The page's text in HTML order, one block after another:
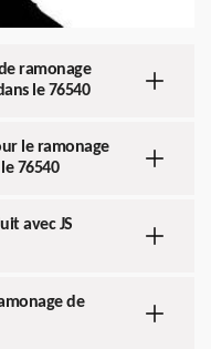
ramonage
le 76540
le ramonage
76540
avec JS
de